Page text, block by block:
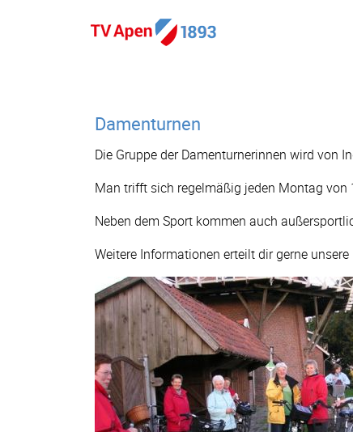
Damenturnen
Die Gruppe der Damenturnerinnen wird von
Man trifft sich regelmäßig jeden Montag von
Neben dem Sport kommen auch
Weitere Informationen erteilt dir gerne